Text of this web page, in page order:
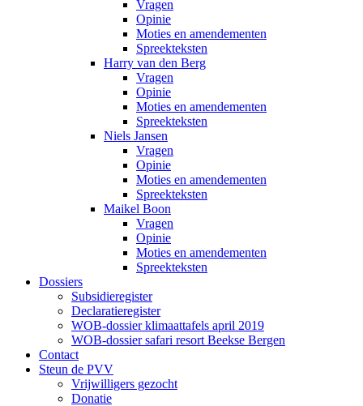
Vragen
Opinie
Moties en amendementen
Spreekteksten
Harry van den Berg
Vragen
Opinie
Moties en amendementen
Spreekteksten
Niels Jansen
Vragen
Opinie
Moties en amendementen
Spreekteksten
Maikel Boon
Vragen
Opinie
Moties en amendementen
Spreekteksten
Dossiers
Subsidieregister
Declaratieregister
WOB-dossier klimaattafels april 2019
WOB-dossier safari resort Beekse Bergen
Contact
Steun de PVV
Vrijwilligers gezocht
Donatie